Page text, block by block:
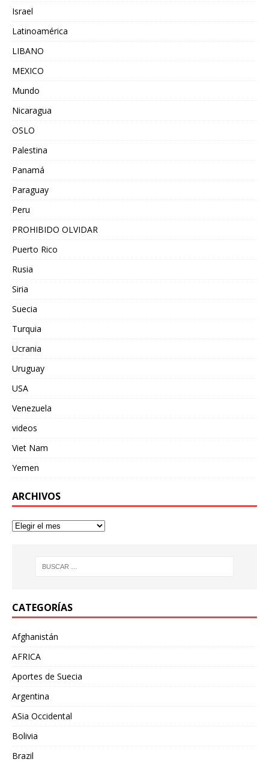
Israel
Latinoamérica
LIBANO
MEXICO
Mundo
Nicaragua
OSLO
Palestina
Panamá
Paraguay
Peru
PROHIBIDO OLVIDAR
Puerto Rico
Rusia
Siria
Suecia
Turquia
Ucrania
Uruguay
USA
Venezuela
videos
Viet Nam
Yemen
ARCHIVOS
CATEGORÍAS
Afghanistán
AFRICA
Aportes de Suecia
Argentina
ASia Occidental
Bolivia
Brazil